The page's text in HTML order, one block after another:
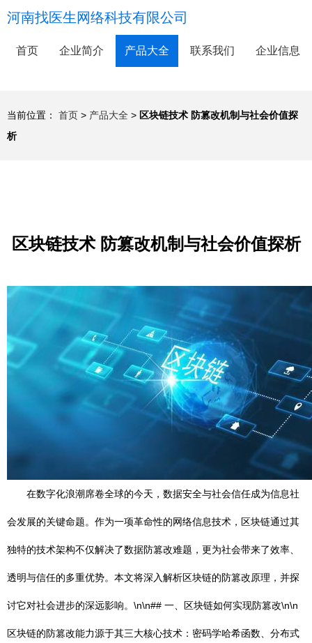
河南找医生网络科技有限公司
首页 企业简介 产品大全 联系我们 企业信息
当前位置： 首页 > 产品大全 > 区块链技术 防篡改机制与社会价值探
析
区块链技术 防篡改机制与社会价值探析
在数字化浪潮席卷全球的今天，数据安全与社会信任成为信息社
会发展的关键命题。作为一项革命性的网络信息技术，区块链通过其
独特的技术架构不仅解决了数据防篡改难题，更为社会带来了效率、
透明与信任的多重优势。本文将深入解析区块链的防篡改原理，并探
讨它对社会进步的深远影响。\n\n## 一、区块链如何实现防篡改\n\n
区块链的防篡改能力源于其三大核心技术：密码学哈希函数、分布式